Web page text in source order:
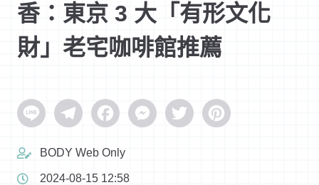
香：東京 3 大「有形文化
財」老宅咖啡館推薦
Line TelegramFacebookMessenger
Twitter Pinterest
BODY Web Only
2024-08-15 12:58